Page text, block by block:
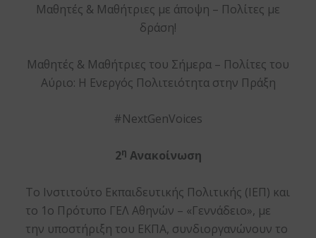
Μαθητές & Μαθήτριες με άποψη – Πολίτες με
δράση!
Μαθητές & Μαθήτριες του Σήμερα – Πολίτες του
Αύριο: Η Ενεργός Πολιτειότητα στην Πράξη
#NextGenVoices
2η Ανακοίνωση
Το Ινστιτούτο Εκπαιδευτικής Πολιτικής (ΙΕΠ) και
το 1ο Πρότυπο ΓΕΛ Αθηνών – «Γεννάδειο», με
την υποστήριξη του ΕΚΠΑ, συνδιοργανώνουν το